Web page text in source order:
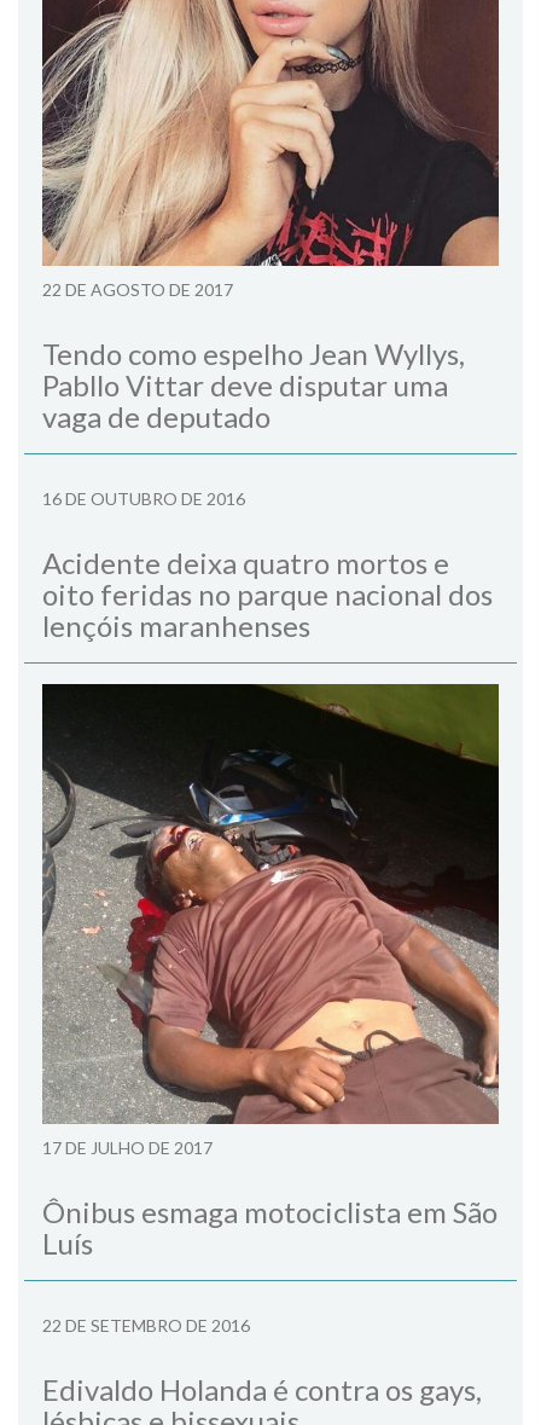
22 DE AGOSTO DE 2017
Tendo como espelho Jean Wyllys,
Pabllo Vittar deve disputar uma
vaga de deputado
16 DE OUTUBRO DE 2016
Acidente deixa quatro mortos e
oito feridas no parque nacional dos
lençóis maranhenses
17 DE JULHO DE 2017
Ônibus esmaga motociclista em São
Luís
22 DE SETEMBRO DE 2016
Edivaldo Holanda é contra os gays,